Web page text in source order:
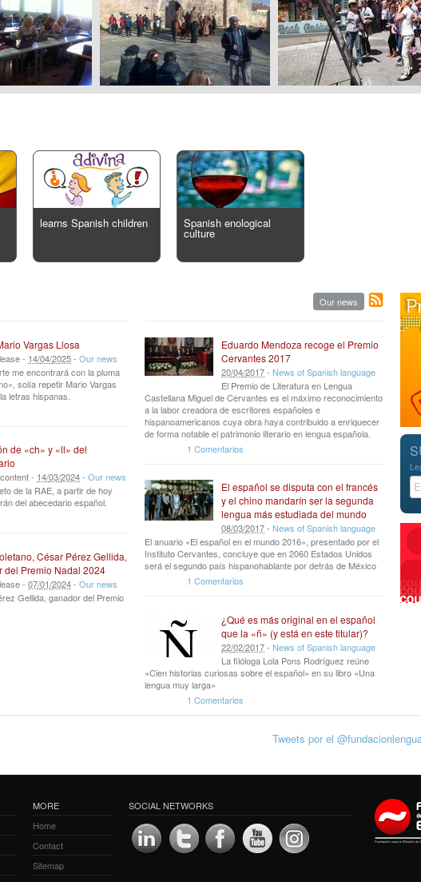
learns Spanish children Spanish enological
culture
Our news
Vargas Llosa
- 14/04/2025- Our news
me encontrará con la pluma
solía repetir Mario Vargas
letras hispanas.
de «ch» y «ll» del
- 14/03/2024- Our news
de la RAE, a partir de hoy
del abecedario español.
César Pérez Gellida,
del Premio Nadal 2024
- 07/01/2024- Our news
Gellida, ganador del Premio
Eduardo Mendoza recoge el Premio
Cervantes 2017
20/04/2017- News of Spanish language
El Premio de Literatura en Lengua
Castellana Miguel de Cervantes es el máximo reconocimiento
a la labor creadora de escritores españoles e
hispanoamericanos cuya obra haya contribuido a enriquecer
de forma notable el patrimonio literario en lengua española.
1 Comentarios
El español se disputa con el francés
y el chino mandarín ser la segunda
lengua más estudiada del mundo
08/03/2017- News of Spanish language
El anuario «El español en el mundo 2016», presentado por el
Instituto Cervantes, concluye que en 2060 Estados Unidos
será el segundo país hispanohablante por detrás de México
1 Comentarios
¿Qué es más original en el español
que la «ñ» (y está en este titular)?
22/02/2017- News of Spanish language
La filóloga Lola Pons Rodríguez reúne
«Cien historias curiosas sobre el español» en su libro «Una
lengua muy larga»
1 Comentarios
Tweets por el
MORE
Home
Contact
Sitemap
SOCIAL NETWORKS